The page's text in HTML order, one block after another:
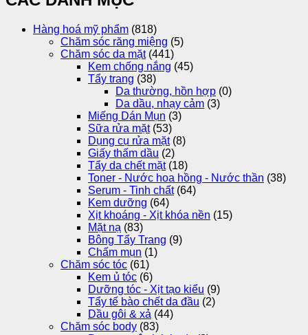
Hàng hoá mỹ phẩm (818)
Chăm sóc răng miệng (5)
Chăm sóc da mặt (441)
Kem chống nắng (45)
Tẩy trang (38)
Da thường, hồn hợp (0)
Da dầu, nhạy cảm (3)
Miếng Dán Mụn (3)
Sữa rửa mặt (53)
Dụng cụ rửa mặt (8)
Giấy thấm dầu (2)
Tẩy da chết mặt (18)
Toner - Nước hoa hồng - Nước thần (38)
Serum - Tinh chất (64)
Kem dưỡng (64)
Xịt khoáng - Xịt khóa nền (15)
Mặt nạ (83)
Bông Tẩy Trang (9)
Chấm mụn (1)
Chăm sóc tóc (61)
Kem ủ tóc (6)
Dưỡng tóc - Xịt tạo kiểu (9)
Tẩy tế bào chết da đầu (2)
Dầu gôi & xả (44)
Chăm sóc body (83)